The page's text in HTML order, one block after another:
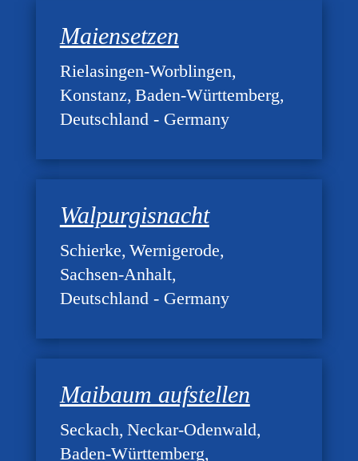
Maiensetzen
Rielasingen-Worblingen
Konstanz Baden-Württemberg
Deutschland - Germany
Walpurgisnacht
Schierke Wernigerode
Sachsen-Anhalt
Deutschland - Germany
Maibaum aufstellen
Seckach Neckar-Odenwald
Baden-Württemberg